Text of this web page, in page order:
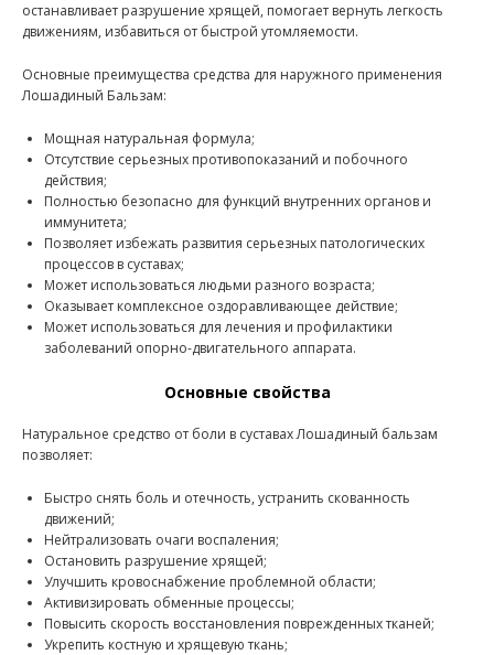
останавливает разрушение хрящей, помогает вернуть легкость
движениям, избавиться от быстрой утомляемости.
Основные преимущества средства для наружного применения
Лошадиный Бальзам:
Мощная натуральная формула;
Отсутствие серьезных противопоказаний и побочного
действия;
Полностью безопасно для функций внутренних органов и
иммунитета;
Позволяет избежать развития серьезных патологических
процессов в суставах;
Может использоваться людьми разного возраста;
Оказывает комплексное оздоравливающее действие;
Может использоваться для лечения и профилактики
заболеваний опорно-двигательного аппарата.
Основные свойства
Натуральное средство от боли в суставах Лошадиный бальзам
позволяет:
Быстро снять боль и отечность, устранить скованность
движений;
Нейтрализовать очаги воспаления;
Остановить разрушение хрящей;
Улучшить кровоснабжение проблемной области;
Активизировать обменные процессы;
Повысить скорость восстановления поврежденных тканей;
Укрепить костную и хрящевую ткань;